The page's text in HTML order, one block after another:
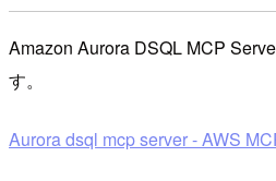
Amazon Aurora DSQL MCP
す。
Aurora dsql mcp server - AWS